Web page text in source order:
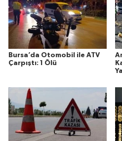
Bursa’da Otomobil ile ATV
Çarpıştı: 1 Ölü